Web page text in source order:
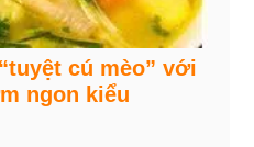
cú mèo” với
ngon kiểu